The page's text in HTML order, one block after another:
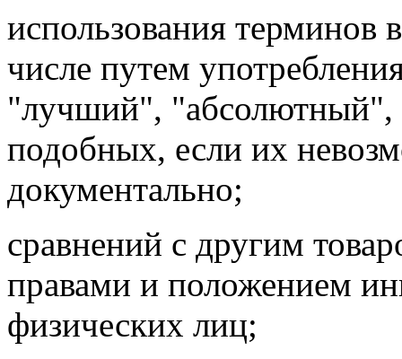
использования терминов
числе путем
"лучший", "абсолютный",
подобных, если их
документально;
сравнений с другим
правами и положением
физических лиц;